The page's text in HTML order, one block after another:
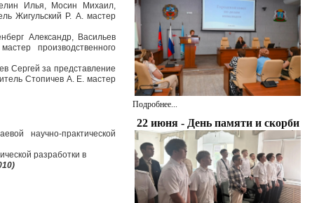
Илья, Мосин Михаил,
Жигульский Р. А. мастер
Александр, Васильев
производственного
Сергей за представление
Стопичев А. Е. мастер
научно-практической
разработки в
Подробнее...
22 июня - День памяти и скорби